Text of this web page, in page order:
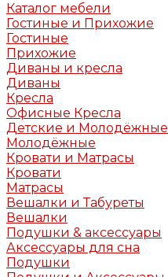
Каталог мебели
Гостиные и Прихожие
Гостиные
Прихожие
Диваны и кресла
Диваны
Кресла
Офисные Кресла
Детские и Молодёжные
Молодёжные
Кровати и Матрасы
Кровати
Матрасы
Вешалки и Табуреты
Вешалки
Подушки & аксессуары
Аксессуары для сна
Подушки